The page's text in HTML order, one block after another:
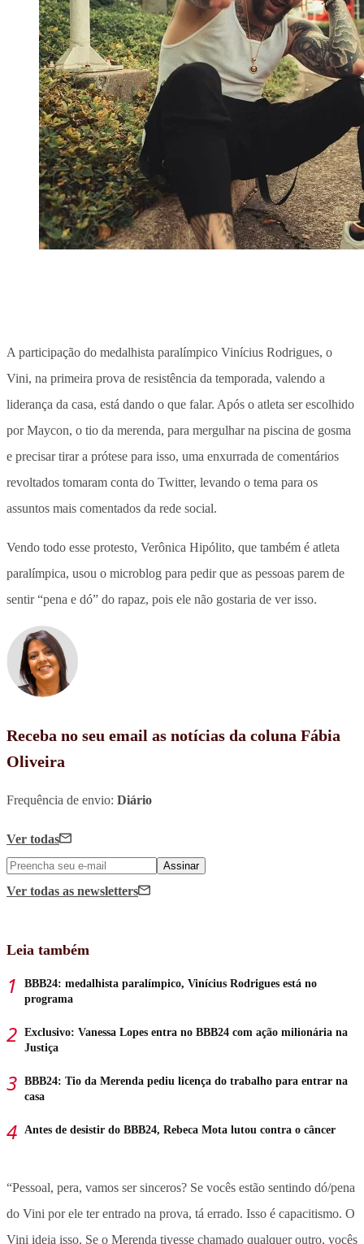
A participação do medalhista paralímpico Vinícius Rodrigues, o
Vini, na primeira prova de resistência da temporada, valendo a
liderança da casa, está dando o que falar. Após o atleta ser escolhido
por Maycon, o tio da merenda, para mergulhar na piscina de gosma
e precisar tirar a prótese para isso, uma enxurrada de comentários
revoltados tomaram conta do Twitter, levando o tema para os
assuntos mais comentados da rede social.
Vendo todo esse protesto, Verônica Hipólito, que também é atleta
paralímpica, usou o microblog para pedir que as pessoas parem de
sentir “pena e dó” do rapaz, pois ele não gostaria de ver isso.
Receba no seu email as notícias da coluna Fábia
Oliveira
Frequência de envio: Diário
Ver todas
Assinar
Ver todas as newsletters
Leia também
BBB24: medalhista paralímpico, Vinícius Rodrigues está no
programa
Exclusivo: Vanessa Lopes entra no BBB24 com ação milionária na
Justiça
BBB24: Tio da Merenda pediu licença do trabalho para entrar na
casa
Antes de desistir do BBB24, Rebeca Mota lutou contra o câncer
“Pessoal, pera, vamos ser sinceros? Se vocês estão sentindo dó/pena
do Vini por ele ter entrado na prova, tá errado. Isso é capacitismo. O
Vini ideia isso. Se o Merenda tivesse chamado qualquer outro, vocês